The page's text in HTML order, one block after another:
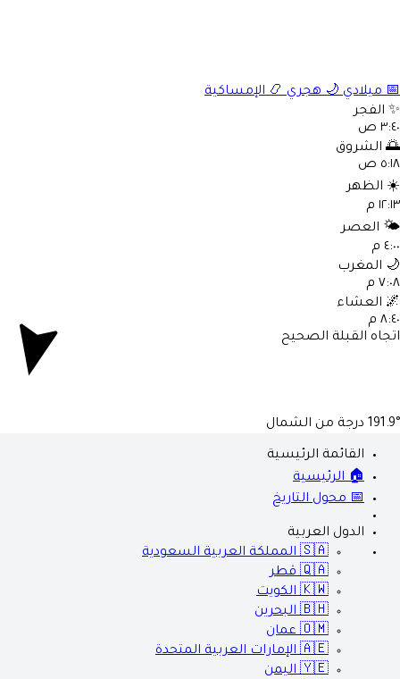
ميلادي 🌙 هجري 📿 الإمساكية
الفجر
ص
الشروق
ص
الظهر
م
العصر
م
المغرب
م
العشاء
م
القبلة الصحيح
درجة من الشمال
القائمة الرئيسية
🏠 الرئيسية
📅 محول التاريخ
الدول العربية
🇸🇦 المملكة العربية السعودية
🇶🇦 قطر
🇰🇼 الكويت
🇧🇭 البحرين
🇴🇲 عمان
🇦🇪 الإمارات العربية المتحدة
🇾🇪 اليمن